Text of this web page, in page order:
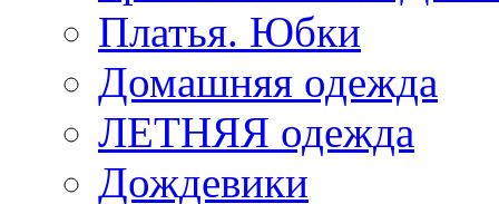
Платья. Юбки
Домашняя одежда
ЛЕТНЯЯ одежда
Дождевики